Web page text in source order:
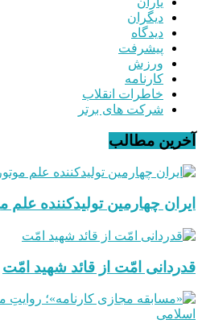
دیگران
دیدگاه
پیشرفت
ورزش
کارنامه
خاطرات انقلاب
شرکت های برتر
آخرین مطالب
ایران چهارمین تولیدکننده علم
قدردانی امّت از قائد شهید امّت